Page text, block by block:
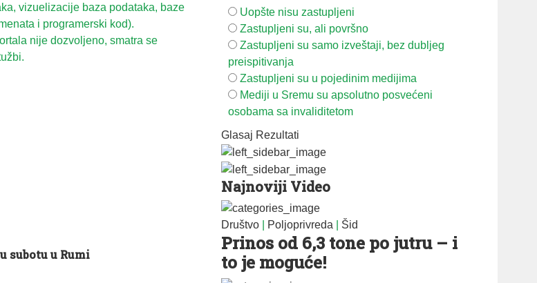
vizuelizacije baza podataka, baze
i programerski kod).
nije dozvoljeno, smatra se
subotu u Rumi
Uopšte nisu zastupljeni
Zastupljeni su, ali površno
Zastupljeni su samo izveštaji, bez dubljeg
preispitivanja
Zastupljeni su u pojedinim medijima
Mediji u Sremu su apsolutno posvećeni
osobama sa invaliditetom
Glasaj Rezultati
Najnoviji Video
Društvo Poljoprivreda Šid
Prinos od 6,3 tone po jutru – i
to je moguće!